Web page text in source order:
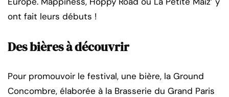
ont fait leurs débuts !
Des bières à découvrir
Pour promouvoir le festival, une bière, la Ground
Concombre, élaborée à la Brasserie du Grand Paris